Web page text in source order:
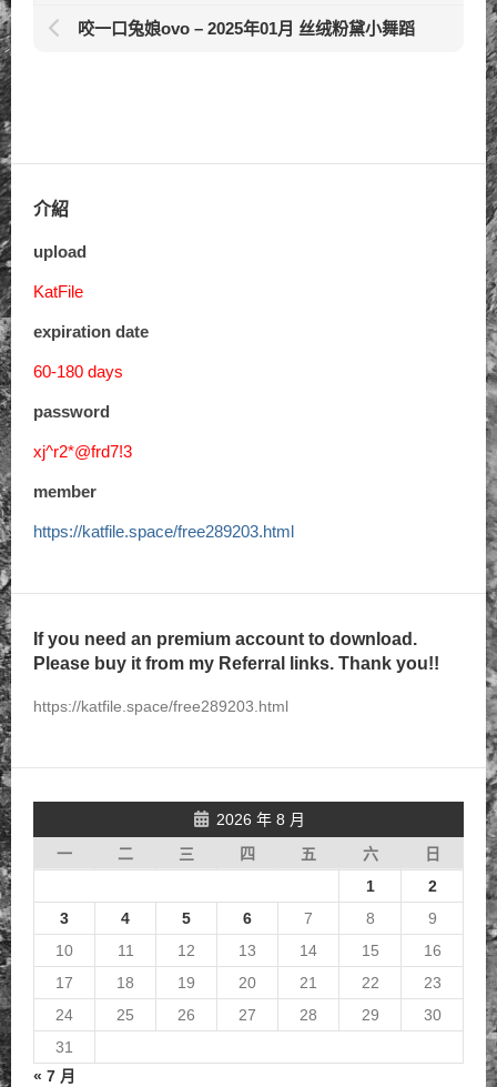
咬一口兔娘ovo – 2025年01月 丝绒粉黛小舞蹈
介紹
upload
KatFile
expiration date
60-180 days
password
xj^r2*@frd7!3
member
https://katfile.space/free289203.html
If you need an premium account to download.
Please buy it from my Referral links. Thank you!!
https://katfile.space/free289203.html
2026 年 8 月
一
二 三 四 五 六
日
1
2
3
4 5 6 7 8
9
10
11 12 13 14 15
16
17
18 19 20 21 22
23
24
25 26 27 28 29
30
31
« 7 月